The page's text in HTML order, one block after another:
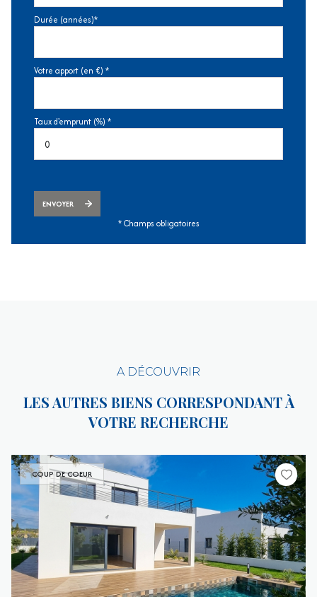
Durée (années)*
Votre apport (en €) *
Taux d'emprunt (%) *
ENVOYER
* Champs obligatoires
A DÉCOUVRIR
LES AUTRES BIENS CORRESPONDANT À
VOTRE RECHERCHE
COUP DE COEUR